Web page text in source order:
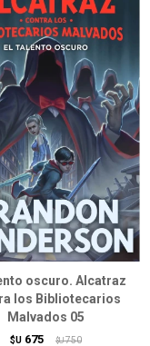
oscuro. Alcatraz
los Bibliotecarios
Malvados 05
$U 675 $U 750